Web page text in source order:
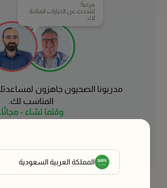
المملكة العربية السعودية
مرحباً!
لنتحدث عن الخيارات المتاحة
لك.
مدربونا الصحيون جاهزون لمساعدتك
المناسب لك.
وقتما تشاء - مجانًا.